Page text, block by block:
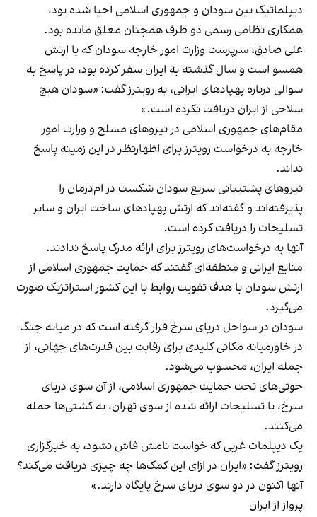
دیپلماتیک بین سودان و جمهوری اسلامی احیا شده بود،
همکاری نظامی رسمی دو طرف همچنان معلق مانده بود.
علی صادق، سرپرست وزارت امور خارجه سودان که با ارتش
همسو است و سال گذشته به ایران سفر کرده بود، در پاسخ به
سوالی درباره پهپادهای ایرانی، به رویترز گفت: «سودان هیچ
سلاحی از ایران دریافت نکرده است.»
مقام‌های جمهوری اسلامی در نیروهای مسلح و وزارت امور
خارجه به درخواست رویترز برای اظهارنظر در این زمینه پاسخ
نداند.
نیروهای پشتیبانی سریع سودان شکست در ام‌درمان را
پذیرفته‌اند و گفته‌اند که ارتش پهپادهای ساخت ایران و سایر
تسلیحات را دریافت کرده است.
آنها به درخواست‌های رویترز برای ارائه مدرک پاسخ ندادند.
منابع ایرانی و منطقه‌ای گفتند که حمایت جمهوری اسلامی از
ارتش سودان با هدف تقویت روابط با این کشور استراتژیک صورت
می‌گیرد.
سودان در سواحل دریای سرخ قرار گرفته است که در میانه جنگ
در خاورمیانه مکانی کلیدی برای رقابت بین قدرت‌های جهانی، از
جمله ایران، محسوب می‌شود.
حوثی‌های تحت حمایت جمهوری اسلامی، از آن سوی دریای
سرخ، با تسلیحات ارائه شده از سوی تهران، به کشتی‌ها حمله
می‌کنند.
یک دیپلمات غربی که خواست نامش فاش نشود، به خبرگزاری
رویترز گفت: «ایران در ازای این کمک‌ها چه چیزی دریافت می‌کند؟
آنها اکنون در دو سوی دریای سرخ پایگاه دارند.»
پرواز از ایران